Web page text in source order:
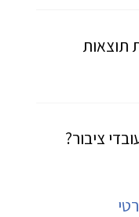
תוצאות
ציבור?